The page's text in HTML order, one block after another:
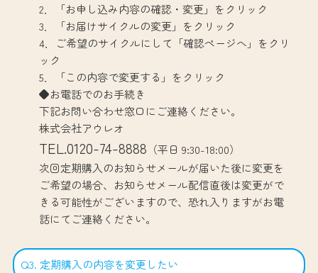
2．「お申し込み内容の確認・変更」をクリック
3．「お届けサイクルの変更」をクリック
4．ご希望のサイクルにして「確認ページへ」をクリ
ック
5．「この内容で変更する」をクリック
◆お電話でのお手続き
下記お問い合わせ窓口にご連絡ください。
株式会社アウレオ
TEL.0120-74-8888 （平日 9:30-18:00）
次回定期購入のお知らせメールが届いた後に変更を
ご希望の場合、お知らせメール配信直後は変更がで
きる可能性がございますので、恐れ入りますがお電
話にてご連絡ください。
Q3. 定期購入の内容を変更したい